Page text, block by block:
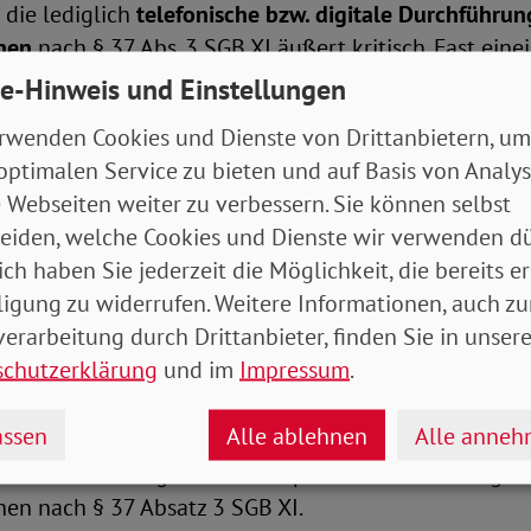
die lediglich telefonische bzw. digitale
nach § 37 Abs. 3 SGB XI äußert kritisch. Fast
der CoronaPandemie in Deutschland werden
gemacht.
die besondere Bedeutung der aufsuchenden
zur Feststellung des Grads der vorhandenen
wir eine Zunahme an Widerspruchsverfahren
und eine längere Verfahrensdauer fest.Aus den
wissen wir, dass sich gerade im
regelmäßig zeigt, dass gerade im
und der Inaugenscheinnahme
von den Gutachter*innen
Begutachtung am Telefon oder nach Aktenlage
sind. Dies gilt auch entsprechend für die
nach § 37 Absatz 3 SGB XI.
Hinweis und Einstellungen
Cookies und Dienste von Drittanbietern,
Service zu bieten und auf Basis von
Webseiten weiter zu verbessern. Sie können selbst
welche Cookies und Dienste wir verwenden
haben Sie jederzeit die Möglichkeit, die bereits
zu widerrufen. Weitere Informationen, auch
durch Drittanbieter, finden Sie in
und im Impressum.
Alle ablehnen Alle